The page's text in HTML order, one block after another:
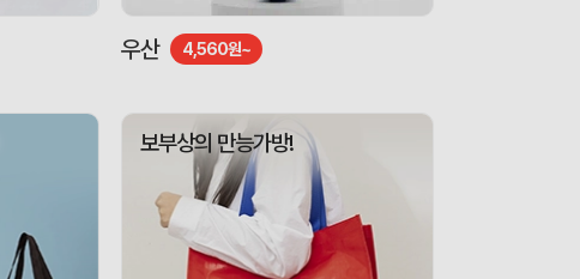
우산 4,560원~
보부상의 만능가방!